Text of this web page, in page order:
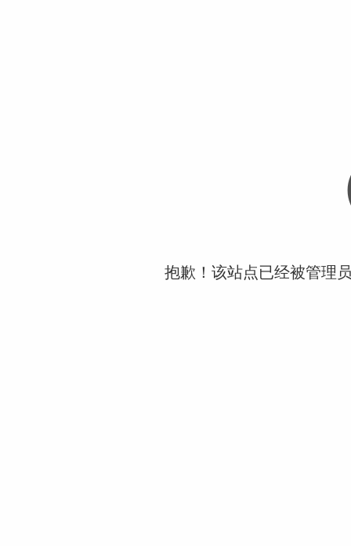
抱歉！该站点已经被管理